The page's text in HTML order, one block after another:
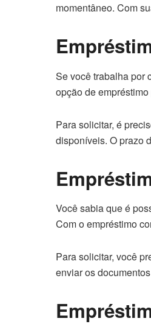
momentâneo. Com
Se você trabalha por
opção de
Para solicitar, é
disponíveis. O prazo
Você sabia que é
Com o empréstimo
Para solicitar, você
enviar os